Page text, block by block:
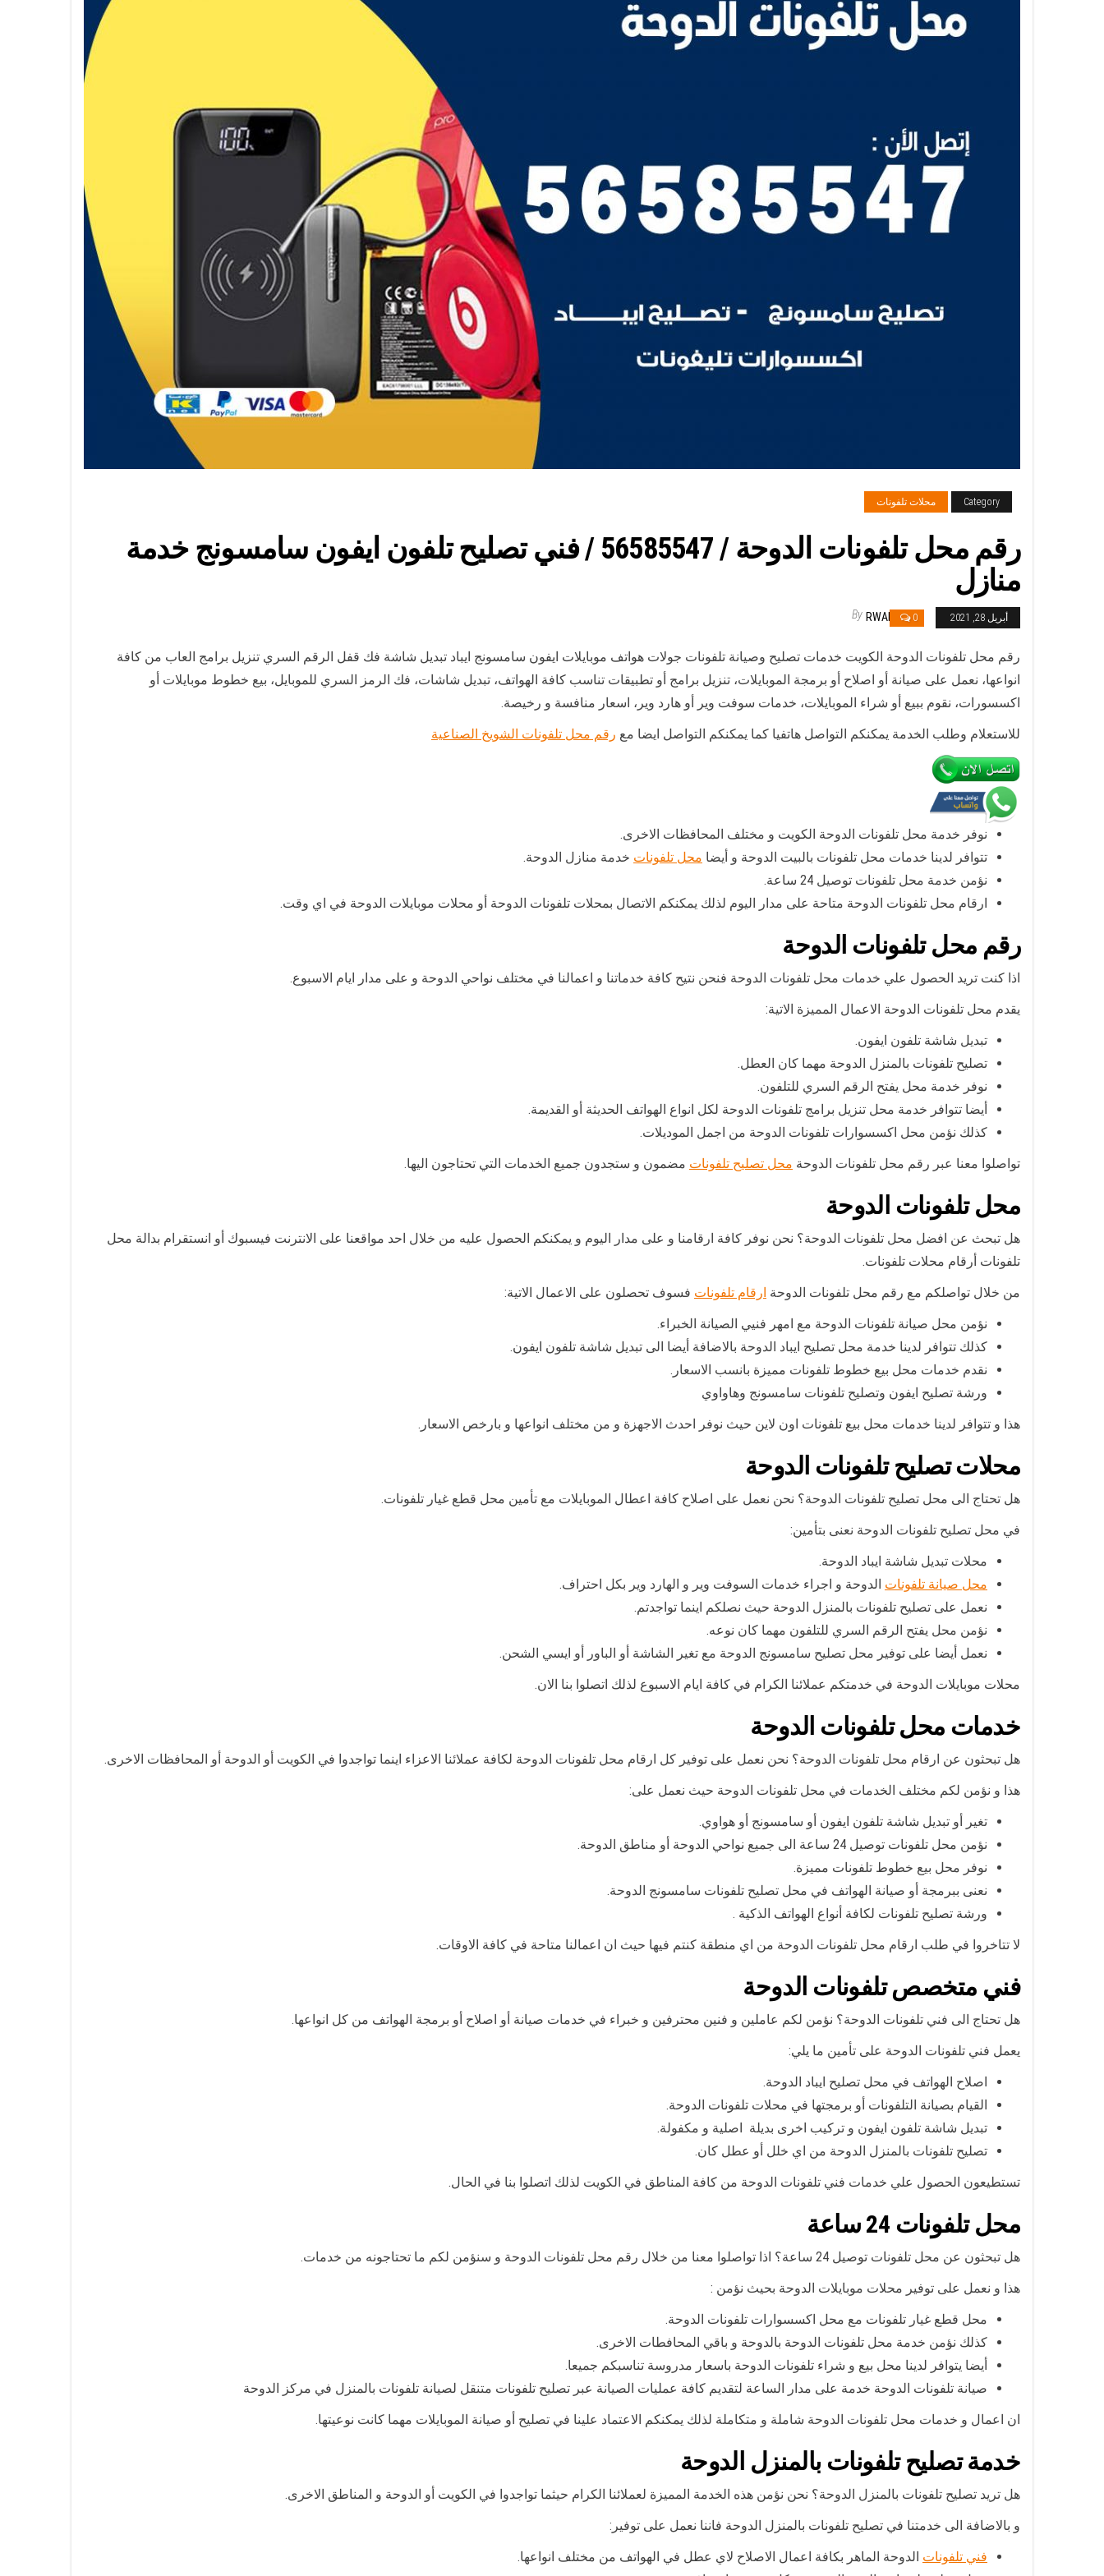
Category محلات تلفونات
رقم محل تلفونات الدوحة / 56585547 / فني تصليح تلفون ايفون سامسونج خدمة
منازل
أبريل 28, 2021 0
By RWAN
رقم محل تلفونات الدوحة الكويت خدمات تصليح وصيانة تلفونات جولات هواتف موبايلات ايفون سامسونج ايباد تبديل شاشة فك قفل الرقم السري تنزيل برامج العاب من كافة
انواعها، نعمل على صيانة أو اصلاح أو برمجة الموبايلات، تنزيل برامج أو تطبيقات تناسب كافة الهواتف، تبديل شاشات، فك الرمز السري للموبايل، بيع خطوط موبايلات أو
اكسسورات، نقوم ببيع أو شراء الموبايلات، خدمات سوفت وير أو هارد وير، اسعار منافسة و رخيصة.
للاستعلام وطلب الخدمة يمكنكم التواصل هاتفيا كما يمكنكم التواصل ايضا مع رقم محل تلفونات الشويخ الصناعية
نوفر خدمة محل تلفونات الدوحة الكويت و مختلف المحافظات الاخرى.
تتوافر لدينا خدمات محل تلفونات بالبيت الدوحة و أيضا محل تلفونات خدمة منازل الدوحة.
نؤمن خدمة محل تلفونات توصيل 24 ساعة.
ارقام محل تلفونات الدوحة متاحة على مدار اليوم لذلك يمكنكم الاتصال بمحلات تلفونات الدوحة أو محلات موبايلات الدوحة في اي وقت.
رقم محل تلفونات الدوحة
اذا كنت تريد الحصول علي خدمات محل تلفونات الدوحة فنحن نتيح كافة خدماتنا و اعمالنا في مختلف نواحي الدوحة و على مدار ايام الاسبوع.
يقدم محل تلفونات الدوحة الاعمال المميزة الاتية:
تبديل شاشة تلفون ايفون.
تصليح تلفونات بالمنزل الدوحة مهما كان العطل.
نوفر خدمة محل يفتح الرقم السري للتلفون.
أيضا تتوافر خدمة محل تنزيل برامج تلفونات الدوحة لكل انواع الهواتف الحديثة أو القديمة.
كذلك نؤمن محل اكسسوارات تلفونات الدوحة من اجمل الموديلات.
تواصلوا معنا عبر رقم محل تلفونات الدوحة محل تصليح تلفونات مضمون و ستجدون جميع الخدمات التي تحتاجون اليها.
محل تلفونات الدوحة
هل تبحث عن افضل محل تلفونات الدوحة؟ نحن نوفر كافة ارقامنا و على مدار اليوم و يمكنكم الحصول عليه من خلال احد مواقعنا على الانترنت فيسبوك أو انستقرام بدالة محل
تلفونات أرقام محلات تلفونات.
من خلال تواصلكم مع رقم محل تلفونات الدوحة ارقام تلفونات فسوف تحصلون على الاعمال الاتية:
نؤمن محل صيانة تلفونات الدوحة مع امهر فنيي الصيانة الخبراء.
كذلك تتوافر لدينا خدمة محل تصليح ايباد الدوحة بالاضافة أيضا الى تبديل شاشة تلفون ايفون.
نقدم خدمات محل بيع خطوط تلفونات مميزة بانسب الاسعار.
ورشة تصليح ايفون وتصليح تلفونات سامسونج وهاواوي
هذا و تتوافر لدينا خدمات محل بيع تلفونات اون لاين حيث نوفر احدث الاجهزة و من مختلف انواعها و بارخص الاسعار.
محلات تصليح تلفونات الدوحة
هل تحتاج الى محل تصليح تلفونات الدوحة؟ نحن نعمل على اصلاح كافة اعطال الموبايلات مع تأمين محل قطع غيار تلفونات.
في محل تصليح تلفونات الدوحة نعنى بتأمين:
محلات تبديل شاشة ايباد الدوحة.
محل صيانة تلفونات الدوحة و اجراء خدمات السوفت وير و الهارد وير بكل احتراف.
نعمل على تصليح تلفونات بالمنزل الدوحة حيث نصلكم اينما تواجدتم.
نؤمن محل يفتح الرقم السري للتلفون مهما كان نوعه.
نعمل أيضا على توفير محل تصليح سامسونج الدوحة مع تغير الشاشة أو الباور أو ايسي الشحن.
محلات موبايلات الدوحة في خدمتكم عملائنا الكرام في كافة ايام الاسبوع لذلك اتصلوا بنا الان.
خدمات محل تلفونات الدوحة
هل تبحثون عن ارقام محل تلفونات الدوحة؟ نحن نعمل على توفير كل ارقام محل تلفونات الدوحة لكافة عملائنا الاعزاء اينما تواجدوا في الكويت أو الدوحة أو المحافظات الاخرى.
هذا و نؤمن لكم مختلف الخدمات في محل تلفونات الدوحة حيث نعمل على:
تغير أو تبديل شاشة تلفون ايفون أو سامسونج أو هواوي.
نؤمن محل تلفونات توصيل 24 ساعة الى جميع نواحي الدوحة أو مناطق الدوحة.
نوفر محل بيع خطوط تلفونات مميزة.
نعنى ببرمجة أو صيانة الهواتف في محل تصليح تلفونات سامسونج الدوحة.
ورشة تصليح تلفونات لكافة أنواع الهواتف الذكية .
لا تتاخروا في طلب ارقام محل تلفونات الدوحة من اي منطقة كنتم فيها حيث ان اعمالنا متاحة في كافة الاوقات.
فني متخصص تلفونات الدوحة
هل تحتاج الى فني تلفونات الدوحة؟ نؤمن لكم عاملين و فنين محترفين و خبراء في خدمات صيانة أو اصلاح أو برمجة الهواتف من كل انواعها.
يعمل فني تلفونات الدوحة على تأمين ما يلي:
اصلاح الهواتف في محل تصليح ايباد الدوحة.
القيام بصيانة التلفونات أو برمجتها في محلات تلفونات الدوحة.
تبديل شاشة تلفون ايفون و تركيب اخرى بديلة اصلية و مكفولة.
تصليح تلفونات بالمنزل الدوحة من اي خلل أو عطل كان.
تستطيعون الحصول علي خدمات فني تلفونات الدوحة من كافة المناطق في الكويت لذلك اتصلوا بنا في الحال.
محل تلفونات 24 ساعة
هل تبحثون عن محل تلفونات توصيل 24 ساعة؟ اذا تواصلوا معنا من خلال رقم محل تلفونات الدوحة و سنؤمن لكم ما تحتاجونه من خدمات.
هذا و نعمل على توفير محلات موبايلات الدوحة بحيث نؤمن :
محل قطع غيار تلفونات مع محل اكسسوارات تلفونات الدوحة.
كذلك نؤمن خدمة محل تلفونات الدوحة بالدوحة و باقي المحافطات الاخرى.
أيضا يتوافر لدينا محل بيع و شراء تلفونات الدوحة باسعار مدروسة تناسبكم جميعا.
صيانة تلفونات الدوحة خدمة على مدار الساعة لتقديم كافة عمليات الصيانة عبر تصليح تلفونات متنقل لصيانة تلفونات بالمنزل في مركز الدوحة
ان اعمال و خدمات محل تلفونات الدوحة شاملة و متكاملة لذلك يمكنكم الاعتماد علينا في تصليح أو صيانة الموبايلات مهما كانت نوعيتها.
خدمة تصليح تلفونات بالمنزل الدوحة
هل تريد تصليح تلفونات بالمنزل الدوحة؟ نحن نؤمن هذه الخدمة المميزة لعملائنا الكرام حيثما تواجدوا في الكويت أو الدوحة و المناطق الاخرى.
و بالاضافة الى خدمتنا في تصليح تلفونات بالمنزل الدوحة فاننا نعمل على توفير:
فني تلفونات الدوحة الماهر بكافة اعمال الاصلاح لاي عطل في الهواتف من مختلف انواعها.